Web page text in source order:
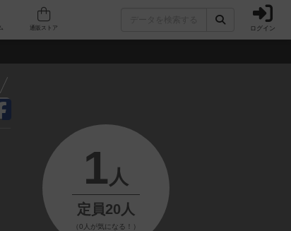
人気ボードゲーム ログイン
1 人
定員20人
（0人が気になる！）